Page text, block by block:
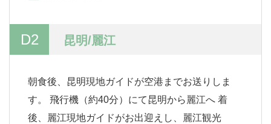
D2 昆明/麗江
朝食後、昆明現地ガイドが空港までお送りしま
す。 飛行機（約40分）にて昆明から麗江へ 着
後、麗江現地ガイドがお出迎えし、麗江観光